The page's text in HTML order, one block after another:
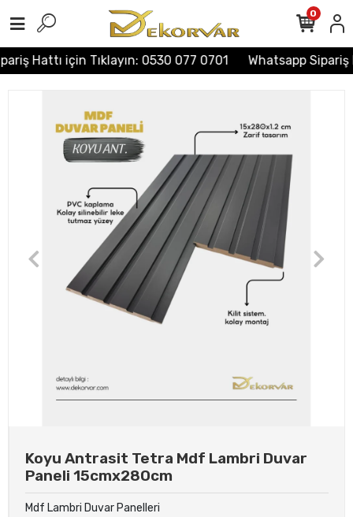
Hattı için Tıklayın: 0530 077 0701 Whatsapp Sipariş
0
Koyu Antrasit Tetra Mdf Lambri Duvar
Paneli 15cmx280cm
Mdf Lambri Duvar Panelleri